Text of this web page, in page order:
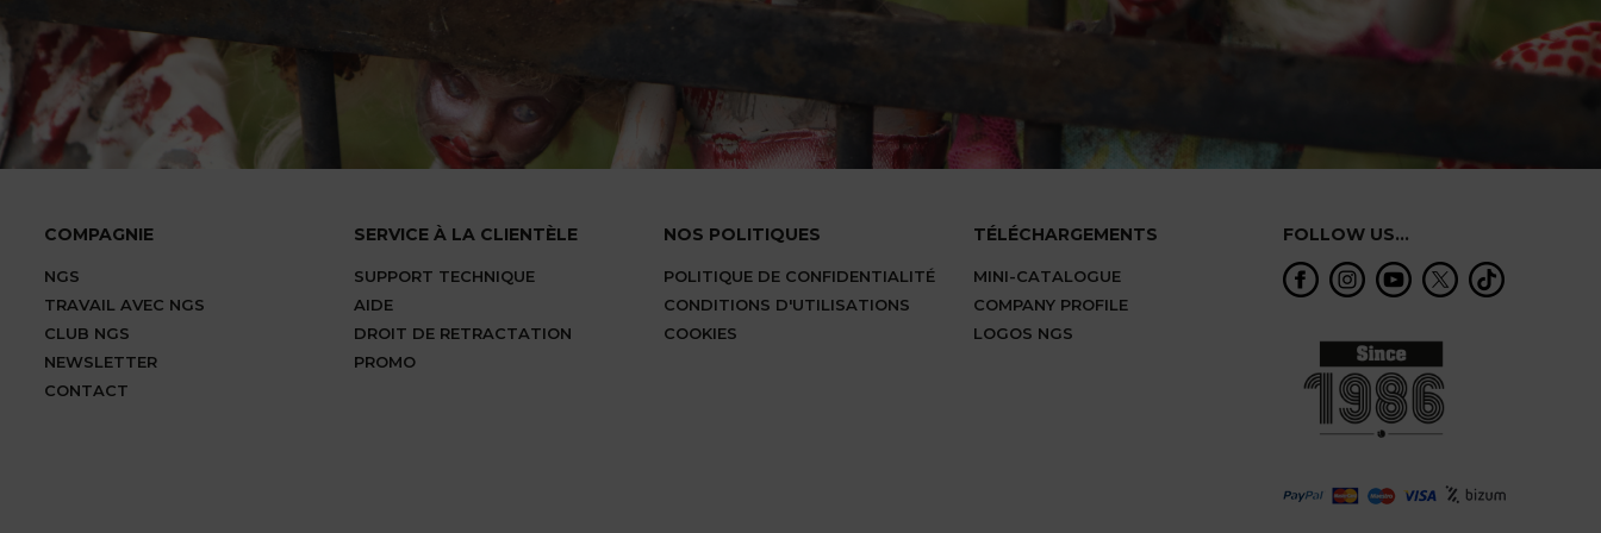
COMPAGNIE
NGS
TRAVAIL AVEC NGS
CLUB NGS
NEWSLETTER
CONTACT
SERVICE À LA CLIENTÈLE
SUPPORT TECHNIQUE
AIDE
DROIT DE RETRACTATION
PROMO
NOS POLITIQUES
POLITIQUE DE CONFIDENTIALITÉ
CONDITIONS D'UTILISATIONS
COOKIES
TÉLÉCHARGEMENTS
MINI-CATALOGUE
COMPANY PROFILE
LOGOS NGS
FOLLOW US...